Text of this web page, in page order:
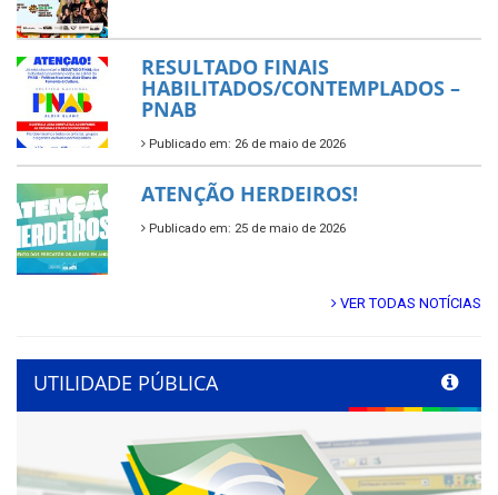
RESULTADO FINAIS
HABILITADOS/CONTEMPLADOS –
PNAB
Publicado em: 26 de maio de 2026
ATENÇÃO HERDEIROS!
Publicado em: 25 de maio de 2026
VER TODAS NOTÍCIAS
UTILIDADE PÚBLICA